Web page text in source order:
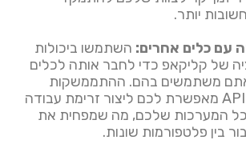
יותר.
עם כלים אחרים: השתמשו ביכולות
של קליקאפ כדי לחבר אותה לכלים
משתמשים בהם. ההתממשקות
באמצעות API מאפשרת לכם ליצור זרימת עבודה
כל המערכות שלכם, מה שמפחית את
בין פלטפורמות שונות.